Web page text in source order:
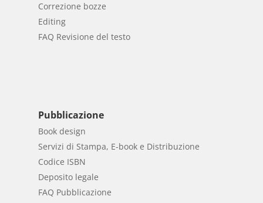
Correzione bozze
Editing
FAQ Revisione del testo
Pubblicazione
Book design
Servizi di Stampa, E-book e Distribuzione
Codice ISBN
Deposito legale
FAQ Pubblicazione